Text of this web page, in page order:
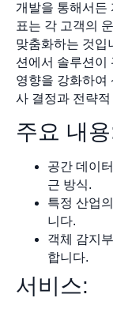
개발을 통해서든
표는 각 고객의
맞춤화하는 것입
션에서 솔루션이
영향을 강화하여
사 결정과 전략
주요 내
공간 데이
근 방식.
특정 산업
니다.
객체 감지
합니다.
서비스: